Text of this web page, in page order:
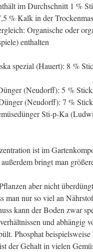
im Durchschnitt 1 %
% Kalk in der
Organische oder
enthalten
spezial (Hauert): 8 %
(Neudorff): 5 %
(Neudorff): 7 %
Sti-p-Ka
ist im
bringt man
aber nicht
man nur so viel an
kann der Boden zwar
und abhängig
Phosphat
der Gehalt in vielen